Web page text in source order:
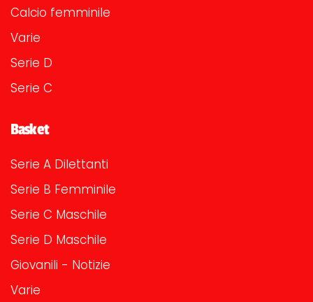
Calcio femminile
Varie
Serie D
Serie C
Basket
Serie A Dilettanti
Serie B Femminile
Serie C Maschile
Serie D Maschile
Giovanili - Notizie
Varie